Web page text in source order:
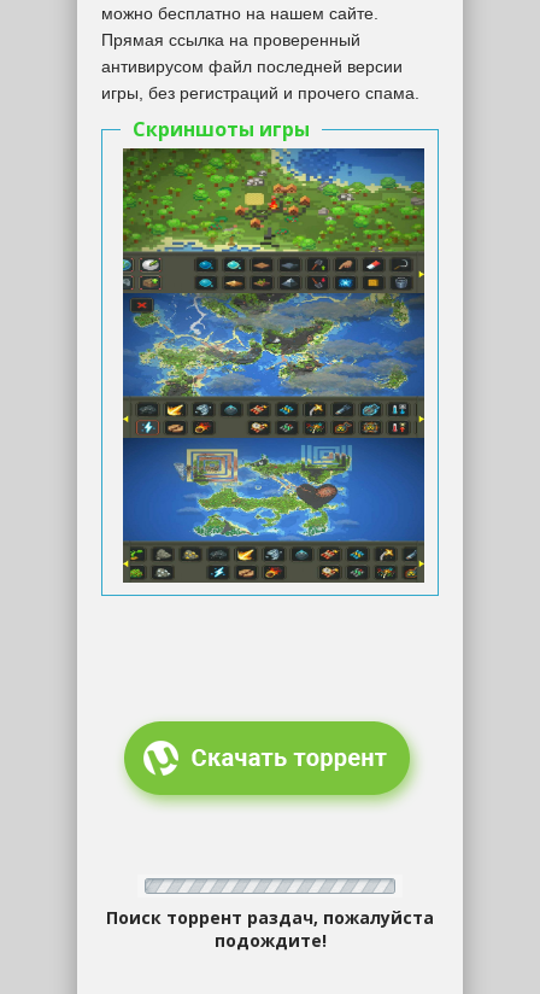
можно бесплатно на нашем сайте.
Прямая ссылка на проверенный
антивирусом файл последней версии
игры, без регистраций и прочего спама.
Скриншоты игры
Поиск торрент раздач, пожалуйста
подождите!